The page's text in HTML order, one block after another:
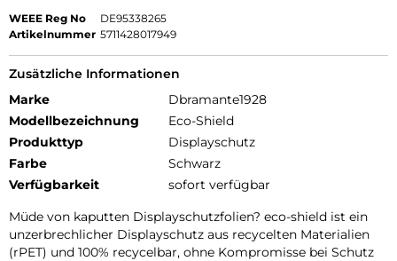
WEEE Reg No
DE95338265
Artikelnummer 5711428017949
Zusätzliche Informationen
Marke
Dbramante1928
Modellbezeichnung
Eco-Shield
Produkttyp
Displayschutz
Farbe
Schwarz
Verfügbarkeit
sofort verfügbar
Müde von kaputten Displayschutzfolien? eco-shield ist ein
unzerbrechlicher Displayschutz aus recycelten Materialien
(rPET) und 100% recycelbar, ohne Kompromisse bei Schutz